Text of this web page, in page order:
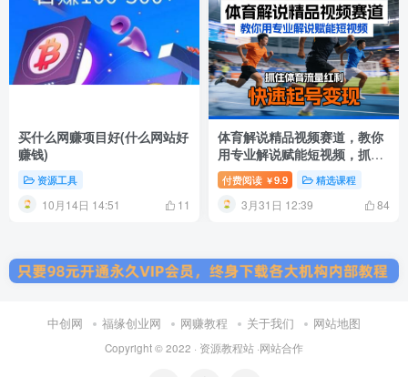
买什么网赚项目好(什么网站好
赚钱)
资源工具
10月14日 14:51 11
体育解说精品视频赛道，教你
用专业解说赋能短视频，抓住
体育流量红利，快速起号变现
付费阅读 ￥9.9 精选课程
3月31日 12:39 84
中创网 福缘创业网 网赚教程 关于我们 网站地图
Copyright © 2022 · 资源教程站 ·网站合作